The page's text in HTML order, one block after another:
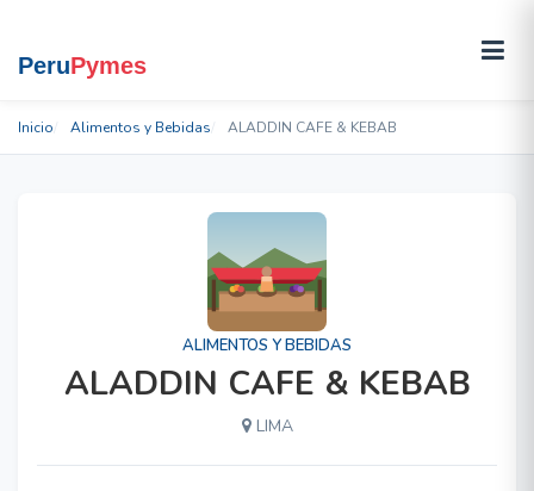
Inicio Alimentos y Bebidas ALADDIN CAFE & KEBAB
ALIMENTOS Y BEBIDAS
ALADDIN CAFE & KEBAB
LIMA